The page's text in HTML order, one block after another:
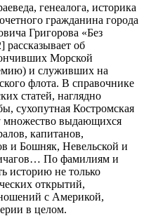
генеалога, историка
гражданина города
Григорова «Без
об
Морской
и служивших на
флота. В справочнике
статей, наглядно
сухопутная Костромская
множество выдающихся
капитанов,
и Бошняк, Невельской и
По фамилиям и
историю не только
открытий,
с Америкой,
в целом.